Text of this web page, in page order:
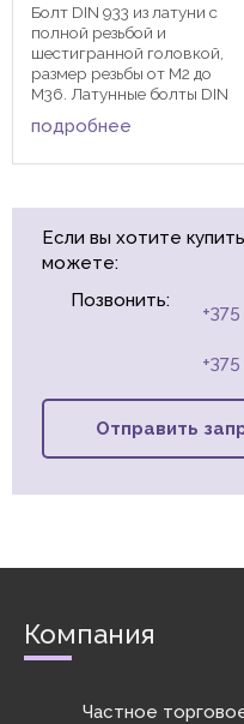
Болт DIN 933 из латуни с
полной резьбой и
шестигранной головкой,
размер резьбы от М2 до
М36. Латунные болты DIN
933 применяются для
соединения и крепления
подробнее
Если вы хотите
можете:
Позвонить:
Отправить
Компания
Частное